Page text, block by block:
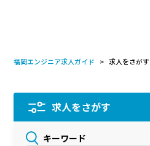
福岡エンジニア求人ガイド 求人をさがす
求人をさがす
キーワード